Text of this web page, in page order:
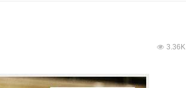
3.36K